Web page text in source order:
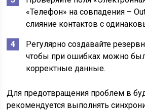
«Телефон» на совпадения –
слияние контактов с
Регулярно создавайте
чтобы при ошибках можно
корректные данные.
Для предотвращения проблем в
рекомендуется выполнять